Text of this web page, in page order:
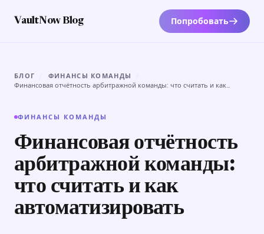
VaultNow Blog Попробовать
БЛОГ ФИНАНСЫ КОМАНДЫ
Финансовая отчётность арбитражной команды: что считать и как
ФИНАНСЫ КОМАНДЫ
Финансовая отчётность
арбитражной команды:
что считать и как
автоматизировать